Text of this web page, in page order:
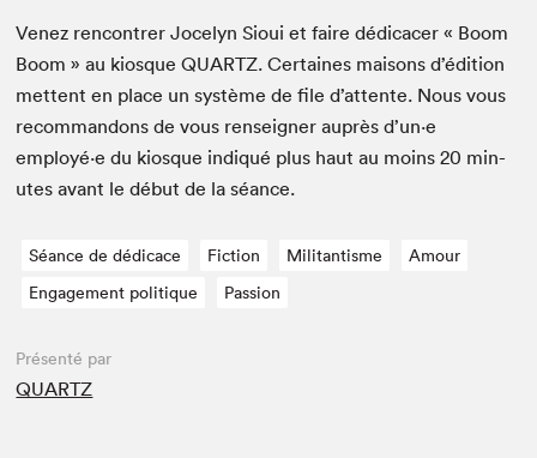
Venez ren­con­tr­er Joce­lyn Sioui et faire dédi­cac­er « Boom
Boom » au kiosqueQUARTZ. Cer­taines maisons d’édi­tion
met­tent en place un sys­tème de file d’at­tente. Nous vous
recom­man­dons de vous ren­seign­er auprès d’un·e
employé·e du kiosque indiqué plus haut au moins20 min­
utes avant le début de la séance.
Séance de dédicace Fiction Militantisme
Amour
Engagement politique
Passion
Présenté par
QUARTZ